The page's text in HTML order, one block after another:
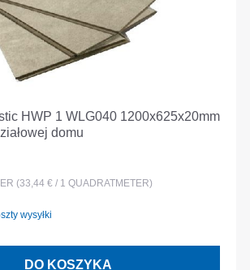
HWP 1 WLG040 1200x625x20mm
domu
(33,44 € / 1 QUADRATMETER)
wysyłki
DO KOSZYKA